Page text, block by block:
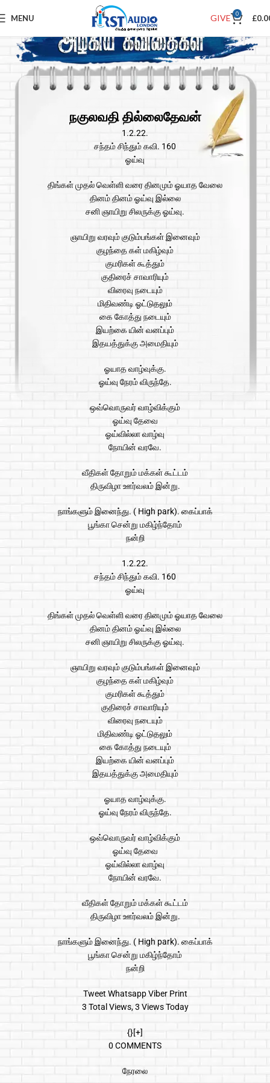
MENU GIVE 0 £
நகுலவதி தில்லைதேவன்
1.2.22.
சந்தம் சிந்தும் கவி. 160
ஓய்வு
திங்கள் முதல் வெள்ளி வரை தினமும் ஓயாத வேலை
தினம் தினம் ஓய்வு இல்லை
சனி ஞாயிறு சிலருக்கு ஓய்வு.
ஞாயிறு வரவும் குடும்பங்கள் இனைவும்
குழந்தை கள் மகிழ்வும்
குமரிகள் கூத்தும்
குதிரைச் சாவாரியும்
விரைவு நடையும்
மிதிவண்டி ஓட்டுதலும்
கை கோத்து நடையும்
இயற்கை யின் வனப்பும்
இதயத்துக்கு அமைதியும்
ஓயாத வாழ்வுக்கு.
ஓய்வு நேரம் விருந்தே.
ஒவ்வொருவர் வாழ்விக்கும்
ஓய்வு தேவை
ஓய்வில்லா வாழ்வு
நோயின் வரவே.
வீதிகள் தோறும் மக்கள் கூட்டம்
திருவிழா ஊர்வலம் இன்று.
நாங்களும் இனைந்து. ( High park). கைப்பாக்
பூங்கா சென்று மகிழ்ந்தோம்
நன்றி
1.2.22.
சந்தம் சிந்தும் கவி. 160
ஓய்வு
திங்கள் முதல் வெள்ளி வரை தினமும் ஓயாத வேலை
தினம் தினம் ஓய்வு இல்லை
சனி ஞாயிறு சிலருக்கு ஓய்வு.
ஞாயிறு வரவும் குடும்பங்கள் இனைவும்
குழந்தை கள் மகிழ்வும்
குமரிகள் கூத்தும்
குதிரைச் சாவாரியும்
விரைவு நடையும்
மிதிவண்டி ஓட்டுதலும்
கை கோத்து நடையும்
இயற்கை யின் வனப்பும்
இதயத்துக்கு அமைதியும்
ஓயாத வாழ்வுக்கு.
ஓய்வு நேரம் விருந்தே.
ஒவ்வொருவர் வாழ்விக்கும்
ஓய்வு தேவை
ஓய்வில்லா வாழ்வு
நோயின் வரவே.
வீதிகள் தோறும் மக்கள் கூட்டம்
திருவிழா ஊர்வலம் இன்று.
நாங்களும் இனைந்து. ( High park). கைப்பாக்
பூங்கா சென்று மகிழ்ந்தோம்
நன்றி
Tweet Whatsapp Viber Print
3 Total Views, 3 Views Today
{}[+]
0 COMMENTS
நேரலை